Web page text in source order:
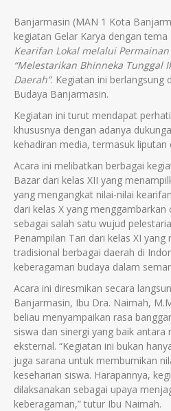
Banjarmasin (MAN 1 Kota
kegiatan Gelar Karya dengan tema
Kearifan Lokal melalui
“Melestarikan Bhinneka Tunggal
Daerah”. Kegiatan ini berlangsung
Budaya Banjarmasin.
Kegiatan ini turut mendapat
khususnya dengan adanya
kehadiran media, termasuk liputan
Acara ini melibatkan berbagai
Bazar dari kelas XII yang
yang mengangkat nilai-nilai
dari kelas X yang
sebagai salah satu wujud
Penampilan Tari dari kelas XI
tradisional berbagai daerah di
keberagaman budaya dalam
Acara ini diresmikan secara
Banjarmasin, Ibu Dra. Naimah,
beliau menyampaikan rasa
siswa dan sinergi yang baik antara
eksternal. “Kegiatan ini bukan
juga sarana untuk membumikan
keseharian siswa. Harapannya,
dilaksanakan sebagai upaya
keberagaman,” tutur Ibu Naimah.